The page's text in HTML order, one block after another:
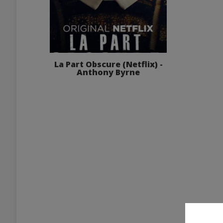
La Part Obscure (Netflix) -
Anthony Byrne